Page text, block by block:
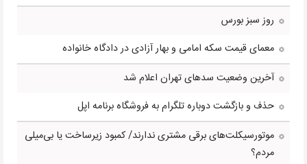
روز سبز بورس
معمای قیمت سکه امامی و بهار آزادی در دادگاه خانواده
آخرین وضعیت سدهای تهران اعلام شد
حذف و بازگشت دوباره تلگرام به فروشگاه برنامه اپل
موتورسیکلت‌های برقی مشتری ندارند/ کمبود زیرساخت یا بی‌میلی
مردم؟